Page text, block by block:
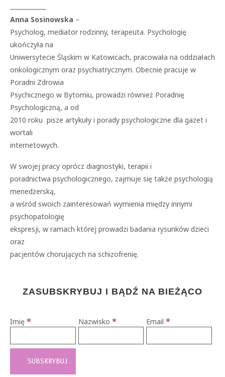
Anna Sosinowska –
Psycholog, mediator rodzinny, terapeuta. Psychologię
ukończyła na
Uniwersytecie Śląskim w Katowicach, pracowała na oddziałach
onkologicznym oraz psychiatrycznym. Obecnie pracuje w
Poradni Zdrowia
Psychicznego w Bytomiu, prowadzi również Poradnię
Psychologiczną, a od
2010 roku pisze artykuły i porady psychologiczne dla gazet i
wortali
internetowych.
W swojej pracy oprócz diagnostyki, terapii i
poradnictwa psychologicznego, zajmuje się także psychologią
menedżerską,
a wśród swoich zainteresowań wymienia między innymi
psychopatologię
ekspresji, w ramach której prowadzi badania rysunków dzieci
oraz
pacjentów chorujących na schizofrenię.
ZASUBSKRYBUJ I BĄDŹ NA BIEŻĄCO
Imię * Nazwisko * Email*